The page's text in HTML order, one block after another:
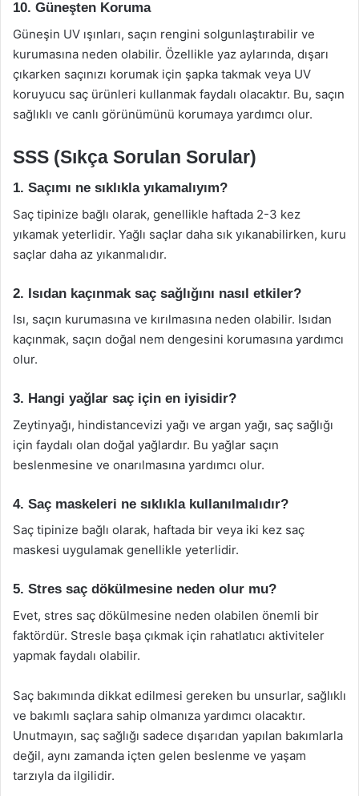
10. Güneşten Koruma
Güneşin UV ışınları, saçın rengini solgunlaştırabilir ve
kurumasına neden olabilir. Özellikle yaz aylarında, dışarı
çıkarken saçınızı korumak için şapka takmak veya UV
koruyucu saç ürünleri kullanmak faydalı olacaktır. Bu, saçın
sağlıklı ve canlı görünümünü korumaya yardımcı olur.
SSS (Sıkça Sorulan Sorular)
1. Saçımı ne sıklıkla yıkamalıyım?
Saç tipinize bağlı olarak, genellikle haftada 2-3 kez
yıkamak yeterlidir. Yağlı saçlar daha sık yıkanabilirken, kuru
saçlar daha az yıkanmalıdır.
2. Isıdan kaçınmak saç sağlığını nasıl etkiler?
Isı, saçın kurumasına ve kırılmasına neden olabilir. Isıdan
kaçınmak, saçın doğal nem dengesini korumasına yardımcı
olur.
3. Hangi yağlar saç için en iyisidir?
Zeytinyağı, hindistancevizi yağı ve argan yağı, saç sağlığı
için faydalı olan doğal yağlardır. Bu yağlar saçın
beslenmesine ve onarılmasına yardımcı olur.
4. Saç maskeleri ne sıklıkla kullanılmalıdır?
Saç tipinize bağlı olarak, haftada bir veya iki kez saç
maskesi uygulamak genellikle yeterlidir.
5. Stres saç dökülmesine neden olur mu?
Evet, stres saç dökülmesine neden olabilen önemli bir
faktördür. Stresle başa çıkmak için rahatlatıcı aktiviteler
yapmak faydalı olabilir.
Saç bakımında dikkat edilmesi gereken bu unsurlar, sağlıklı
ve bakımlı saçlara sahip olmanıza yardımcı olacaktır.
Unutmayın, saç sağlığı sadece dışarıdan yapılan bakımlarla
değil, aynı zamanda içten gelen beslenme ve yaşam
tarzıyla da ilgilidir.